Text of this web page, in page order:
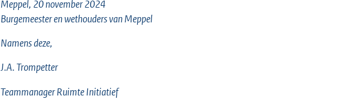
Meppel, 20 november 2024
Burgemeester en wethouders van Meppel
Namens deze,
J.A. Trompetter
Teammanager Ruimte Initiatief